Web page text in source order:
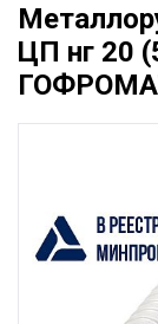
ЦП нг 20